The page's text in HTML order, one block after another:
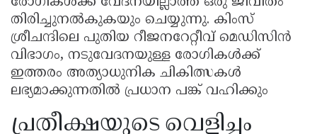
തിരിച്ചുനൽകുകയും ചെയ്യുന്നു. കിംസ്
ശ്രീചന്ദിലെ പുതിയ റീജനറേറ്റീവ് മെഡിസിൻ
വിഭാഗം, നടുവേദനയുള്ള രോഗികൾക്ക്
ഇത്തരം അത്യാധുനിക ചികിത്സകൾ
ലഭ്യമാക്കുന്നതിൽ പ്രധാന പങ്ക് വഹിക്കും
പ്രതീക്ഷയുടെ വെളിച്ചം